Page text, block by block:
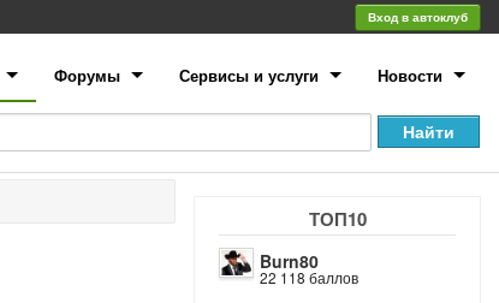
Вход в автоклуб
Форумы Сервисы и услуги Новости
ТОП10
Burn80
22 118 баллов